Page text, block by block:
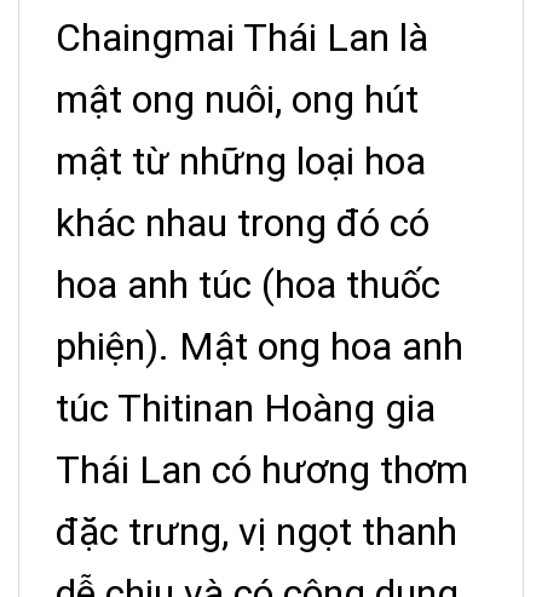
Chaingmai Thái Lan là
mật ong nuôi, ong hút
mật từ những loại hoa
khác nhau trong đó có
hoa anh túc (hoa thuốc
phiện). Mật ong hoa anh
túc Thitinan Hoàng gia
Thái Lan có hương thơm
đặc trưng, vị ngọt thanh